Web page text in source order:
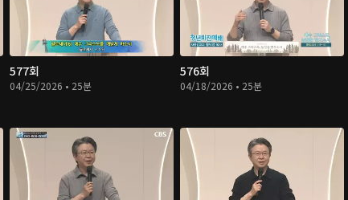
577회
04/25/2026 • 25분
576회
04/18/2026 • 25분